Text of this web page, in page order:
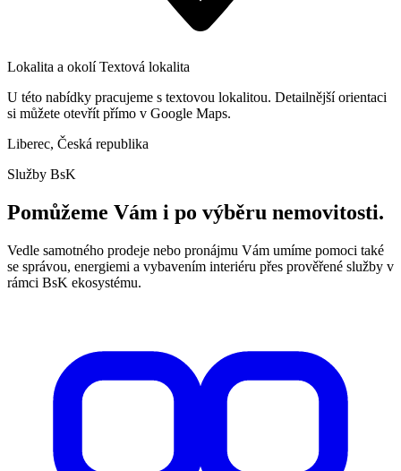
Lokalita a okolí Textová lokalita
U této nabídky pracujeme s textovou lokalitou. Detailnější orientaci
si můžete otevřít přímo v Google Maps.
Liberec, Česká republika
Služby BsK
Pomůžeme Vám i po výběru nemovitosti.
Vedle samotného prodeje nebo pronájmu Vám umíme pomoci také
se správou, energiemi a vybavením interiéru přes prověřené služby v
rámci BsK ekosystému.